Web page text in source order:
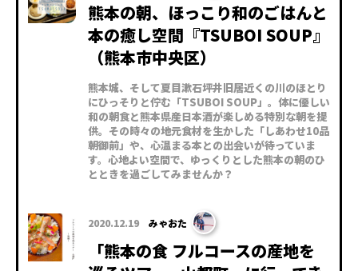
熊本の朝、ほっこり和のごはんと
本の癒し空間『TSUBOI SOUP』
（熊本市中央区）
熊本城、そして夏目漱石坪井旧居近くの川のほとり
にひっそりと佇む「TSUBOI SOUP」。体に優しい
和の朝食と熊本県産日本酒が楽しめる特別な朝を提
供。その時々の地元食材を生かした「しあわせ10品
朝御前」や、心温まる本との出会いが待っていま
す。心地よい空間で、ゆっくりとした熊本の朝のひ
とときを過ごしてみませんか？
2020.12.19 みゃおた
「熊本の食 フルコースの産地を